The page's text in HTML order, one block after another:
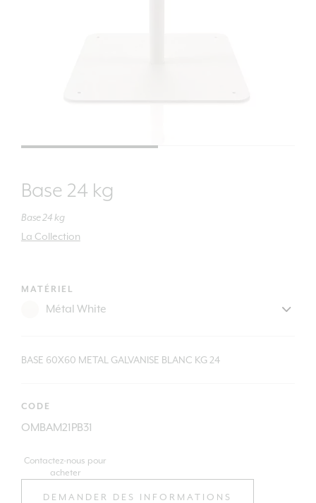
Base 24 kg
Base 24 kg
La Collection
MATÉRIEL
BASE 60X60 METAL GALVANISE BLANC KG 24
CODE
OMBAM21PB31
Contactez-nous pour
acheter
DEMANDER DES INFORMATIONS